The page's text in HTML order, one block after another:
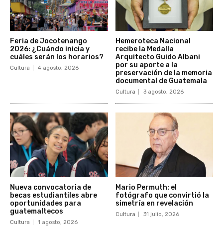
Feria de Jocotenango
2026: ¿Cuándo inicia y
cuáles serán los horarios?
Cultura 4 agosto, 2026
Hemeroteca Nacional
recibe la Medalla
Arquitecto Guido Albani
por su aporte a la
preservación de la memoria
documental de Guatemala
Cultura 3 agosto, 2026
Nueva convocatoria de
becas estudiantiles abre
oportunidades para
guatemaltecos
Cultura 1 agosto, 2026
Mario Permuth: el
fotógrafo que convirtió la
simetría en revelación
Cultura 31 julio, 2026